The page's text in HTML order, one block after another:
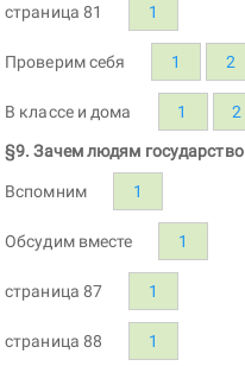
страница 81 1
Проверим себя 1 2
В классе и дома 1 2
§9. Зачем людям государство
Вспомним 1
Обсудим вместе 1
страница 87 1
страница 88 1